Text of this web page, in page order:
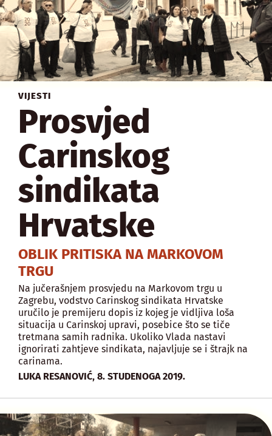
VIJESTI
Prosvjed
Carinskog
sindikata
Hrvatske
OBLIK PRITISKA NA MARKOVOM
TRGU
Na jučerašnjem prosvjedu na Markovom trgu u
Zagrebu, vodstvo Carinskog sindikata Hrvatske
uručilo je premijeru dopis iz kojeg je vidljiva loša
situacija u Carinskoj upravi, posebice što se tiče
tretmana samih radnika. Ukoliko Vlada nastavi
ignorirati zahtjeve sindikata, najavljuje se i štrajk na
carinama.
LUKA RESANOVIĆ, 8. STUDENOGA 2019.